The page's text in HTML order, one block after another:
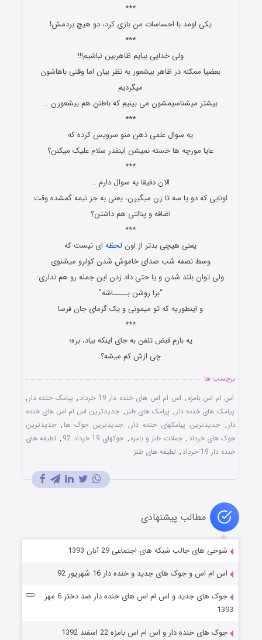
***
یکی ﺍﻭﻣﺪ ﺑﺎ ﺍﺣﺴﺎﺳﺎﺕ ﻣﻦ ﺑﺎﺯﯼ ﮐﺮﺩ، ﺩﻭ ﻫﯿﭻ ﺑﺮﺩﻣﺶ!
***
ﻭﻟﯽ ﺧﺪﺍﯾﯽ ﺑﯿﺎﯾﻢ ﻇﺎﻫﺮﺑﯿﻦ ﻧﺒﺎﺷﯿﻢ!!!
ﺑﻌﻀﯿﺎ ﻣﻤﮑﻨﻪ ﺩﺭ ﻇﺎﻫﺮ ﺑﯿﺸﻌﻮﺭ ﺑﻪ ﻧﻈﺮ ﺑﯿﺎﻥ ﺍﻣﺎ ﻭﻗﺘﯽ ﺑﺎﻫﺎﺷﻮﻥ
ﻣﯿﮕﺮﺩﯾﻢ
ﺑﯿﺸﺘﺮ ﻣﯿﺸﻨﺎﺳﯿﻤﺸﻮﻥ ﻣﯽ ﺑﯿﻨﯿﻢ ﮐﻪ ﺑﺎﻃﻨﻦ ﻫﻢ ﺑﯿﺸﻌﻮﺭﻥ …
***
ﯾﻪ ﺳﻮﺍﻝ ﻋﻠﻤﯽ ﺫﻫﻦ ﻣﻨﻮ ﺳﺮﻭﯾﺲ ﮐﺮﺩﻩ ﮐﻪ
ﻋﺎﯾﺎ ﻣﻮﺭﭼﻪ ﻫﺎ ﺧﺴﺘﻪ ﻧﻤﯿﺸﻦ ﺍﯾﻨﻘﺪﺭ ﺳﻼﻡ ﻋﻠﯿﮏ ﻣﯿﮑﻨﻦ؟
***
ﺍﻻﻥ ﺩﻗﯿﻘﺎ ﯾﻪ ﺳﻮﺍﻝ ﺩﺍﺭﻡ …
ﺍﻭﻧﺎﯾﯽ ﮐﻪ ﺩﻭ ﯾﺎ ﺳﻪ ﺗﺎ ﺯﻥ ﻣﯿﮕﯿﺮﻥ، ﯾﻌﻨﯽ ﺑﻪ ﺟﺰ ﻧﯿﻤﻪ ﮔﻤﺸﺪﻩ ﻭﻗﺖ
ﺍﺿﺎﻓﻪ ﻭ ﭘﻨﺎﻟﺘﯽ ﻫﻢ ﺩﺍﺷﺘﻦ؟
***
ﯾﻌﻨﯽ ﻫﯿﭽﯽ ﺑﺪﺗﺮ ﺍﺯ ﺍﻭﻥ ﻟﺤﻈﻪ ﺍﯼ ﻧﯿﺴﺖ ﮐﻪ
ﻭﺳﻂ ﻧﺼﻔﻪ ﺷﺐ ﺻﺪﺍﯼ ﺧﺎﻣﻮﺵ ﺷﺪﻥ ﮐﻮﻟﺮﻭ ﻣﯿﺸﻨﻮﯼ
ﻭﻟﯽ ﺗﻮﺍﻥ ﺑﻠﻨﺪ ﺷﺪﻥ ﻭ ﯾﺎ ﺣﺘﯽ ﺩﺍﺩ ﺯﺩﻥ ﺍﯾﻦ ﺟﻤﻠﻪ ﺭﻭ ﻫﻢ ﻧﺪﺍﺭﯼ:
“بزﺍ ﺭﻭﺷﻦ ﺑـــــﺎﺷﻪ”
ﻭ ﺍﯾﻨﻄﻮﺭﯾﻪ ﮐﻪ ﺗﻮ ﻣﯿﻤﻮﻧﯽ ﻭ یک ﮔﺮﻣﺎﯼ ﺟﺎن فرسا
***
ﯾﻪ ﺑﺎﺭﻡ ﻗﺒﺾ ﺗﻠﻔﻦ ﺑﻪ ﺟﺎﯼ ﺍﯾﻨﮑﻪ ﺑﯿﺎﺩ، ﺑﺮﻩ؛
چی ﺍﺯﺵ ﮐﻢ ﻣﯿﺸﻪ؟
برچسب ها
اس ام اس بامزه , اس ام اس های خنده دار 19 خرداد , پیامک خنده دار ,
پیامک های خنده دار , پیامک های طنز , جدیدترین اس ام اس های خنده
دار , جدیدترین پیامکهای خنده دار , جدیدترین جوک ها , جدیدترین
جوک های خرداد , جملات طنز و بامزه , جوکهای 19 خرداد 92 , لطیفه های
خنده دار 19 خرداد
, لطیفه های طنز
مطالب پیشنهادی
شوخی های جالب شبکه های اجتماعی 29 آبان 1393
اس ام اس و جوک های جدید و خنده دار 16 شهریور 92
جوک های جدید و اس ام اس های خنده دار ضد دختر 6 مهر
1393
جوک های خنده دار و اس ام اس بامزه 22 اسفند 1392